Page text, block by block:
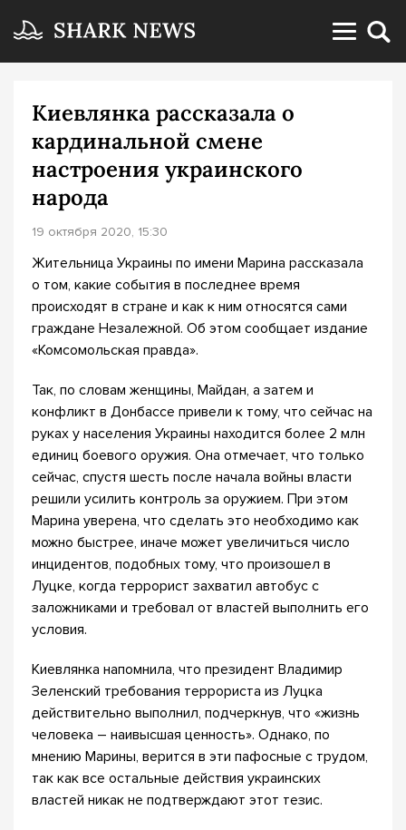
Киевлянка рассказала о
кардинальной смене
настроения украинского
народа
19 октября 2020, 15:30
Жительница Украины по имени Марина рассказала
о том, какие события в последнее время
происходят в стране и как к ним относятся сами
граждане Незалежной. Об этом сообщает издание
«Комсомольская правда».
Так, по словам женщины, Майдан, а затем и
конфликт в Донбассе привели к тому, что сейчас на
руках у населения Украины находится более 2 млн
единиц боевого оружия. Она отмечает, что только
сейчас, спустя шесть после начала войны власти
решили усилить контроль за оружием. При этом
Марина уверена, что сделать это необходимо как
можно быстрее, иначе может увеличиться число
инцидентов, подобных тому, что произошел в
Луцке, когда террорист захватил автобус с
заложниками и требовал от властей выполнить его
условия.
Киевлянка напомнила, что президент Владимир
Зеленский требования террориста из Луцка
действительно выполнил, подчеркнув, что «жизнь
человека – наивысшая ценность». Однако, по
мнению Марины, верится в эти пафосные с трудом,
так как все остальные действия украинских
властей никак не подтверждают этот тезис.